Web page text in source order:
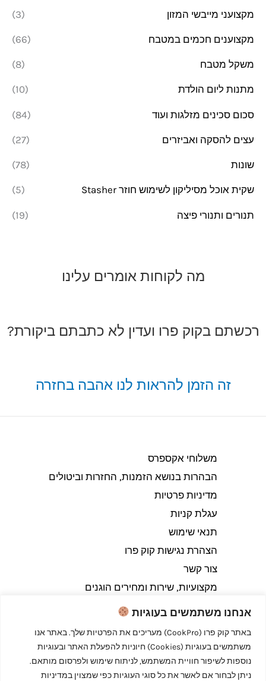
אנחנו משתמשים בעוגיות
באתר קוק פרו (CookPro) מעריכים את הפרטיות שלך. באתר אנו
משתמשים בעוגיות (Cookies) חיוניות להפעלת האתר ובעוגיות
נוספות לשיפור חוויית המשתמש, לניתוח שימוש ולפרסום מותאם.
ניתן לבחור אם לאשר את כל סוגי העוגיות כפי שמצוין במדיניות
מקצועני מייבשי המזון (3)
מקצוענים חכמים במטבח (66)
משקל מטבח (8)
מתנות ליום הולדת (10)
סכום סכינים מזלגות ועוד (84)
עצים להסקה ואביזרים (27)
שונות (78)
שקית אוכל מסיליקון לשימוש חוזר Stasher (5)
תנורים ותנורי פיצה (19)
מה לקוחות אומרים עלינו
רכשתם בקוק פרו ועדין לא כתבתם ביקורת?
זה הזמן להראות לנו אהבה בחזרה
משלוחי אקספרס
הבהרות בנושא הזמנות, החזרות וביטולים​
מדיניות פרטיות
עגלת קניות
תנאי שימוש
הצהרת נגישות קוק פרו
צור קשר
מקצועיות, שירות ומחירים הוגנים
Copyright © 2026 קוק פרו - לבשל כמו מקצוענים